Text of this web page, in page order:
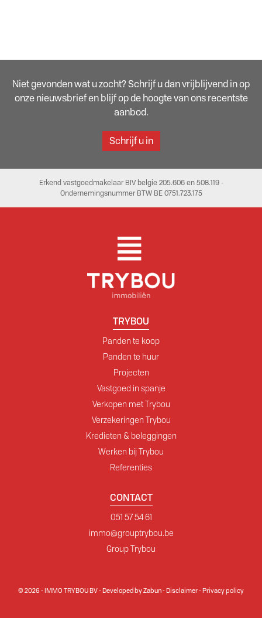
Niet gevonden wat u zocht? Schrijf u dan vrijblijvend in op
onze nieuwsbrief en blijf op de hoogte van ons recentste
aanbod.
Schrijf u in
Erkend vastgoedmakelaar BIV belgie 205.606 en 508.119 -
Ondernemingsnummer BTW BE 0751.723.175
TRYBOU
Panden te koop
Panden te huur
Projecten
Vastgoed in spanje
Verkopen met Trybou
Verzekeringen Trybou
Kredieten & beleggingen
Werken bij Trybou
Referenties
CONTACT
051 57 54 61
immo@grouptrybou.be
Group Trybou
© 2026 - IMMO TRYBOU BV -Developed by Zabun-Disclaimer-Privacy policy